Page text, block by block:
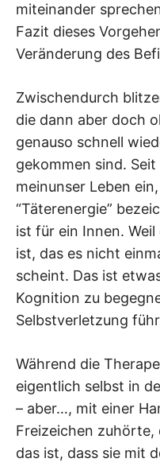
miteinander
Fazit dieses
Veränderung des
Zwischendurch
die dann aber doch
genauso schnell
gekommen sind.
meinunser Leben
“Täterenergie”
ist für ein Innen.
ist, das es nicht
scheint. Das ist
Kognition zu
Selbstverletzung
Während die
eigentlich selbst in
– aber…, mit einer
Freizeichen
das ist, dass sie mit